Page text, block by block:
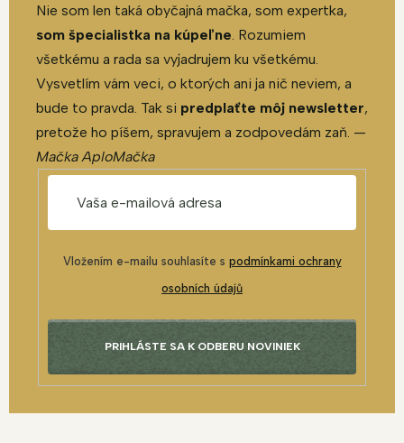
Nie som len taká obyčajná mačka, som expertka,
som špecialistka na kúpeľne. Rozumiem
všetkému a rada sa vyjadrujem ku všetkému.
Vysvetlím vám veci, o ktorých ani ja nič neviem, a
bude to pravda. Tak si predplaťte môj newsletter,
pretože ho píšem, spravujem a zodpovedám zaň. —
Mačka AploMačka
Vložením e-mailu souhlasíte s podmínkami ochrany
osobních údajů
PRIHLÁSTE SA K ODBERU NOVINIEK